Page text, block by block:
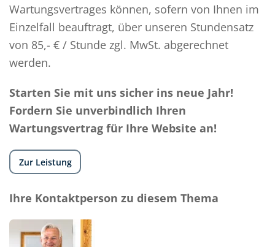
Wartungsvertrages können, sofern von Ihnen im
Einzelfall beauftragt, über unseren Stundensatz
von 85,- € / Stunde zgl. MwSt. abgerechnet
werden.
Starten Sie mit uns sicher ins neue Jahr!
Fordern Sie unverbindlich Ihren
Wartungsvertrag für Ihre Website an!
Zur Leistung
Ihre Kontaktperson zu diesem Thema